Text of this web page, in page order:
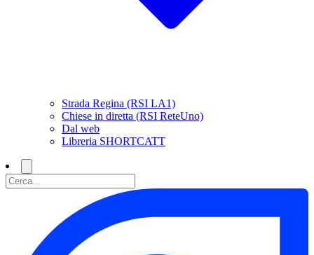
Strada Regina (RSI LA1)
Chiese in diretta (RSI ReteUno)
Dal web
Libreria SHORTCATT